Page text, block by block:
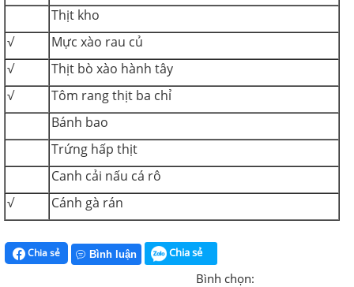
Thịt kho
√
Mực xào rau củ
√
Thịt bò xào hành tây
√
Tôm rang thịt ba chỉ
Bánh bao
Trứng hấp thịt
Canh cải nấu cá rô
√
Cánh gà rán
Chia sẻ Bình luận Chia sẻ
Bình chọn: